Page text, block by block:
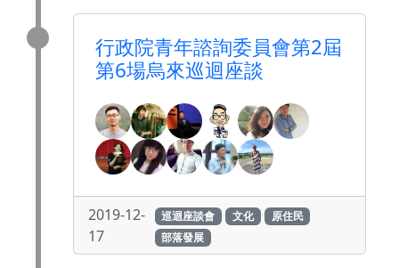
行政院青年諮詢委員會第2屆
第6場烏來巡迴座談
2019-12-
17
巡迴座談會 文化
原住民
部落發展